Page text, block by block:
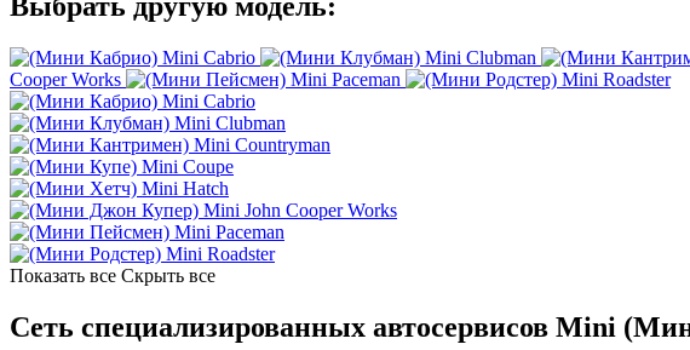
Выбрать другую модель:
Mini Cabrio Mini Clubman
Cooper Works
Mini Paceman
Mini Roadster
Mini Cabrio
Mini Clubman
Mini Countryman
Mini Coupe
Mini Hatch
Mini John Cooper Works
Mini Paceman
Mini Roadster
Показать все Скрыть все
Сеть специализированных автосервисов Mini